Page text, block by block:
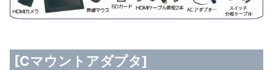
[Cマウントアダプタ]